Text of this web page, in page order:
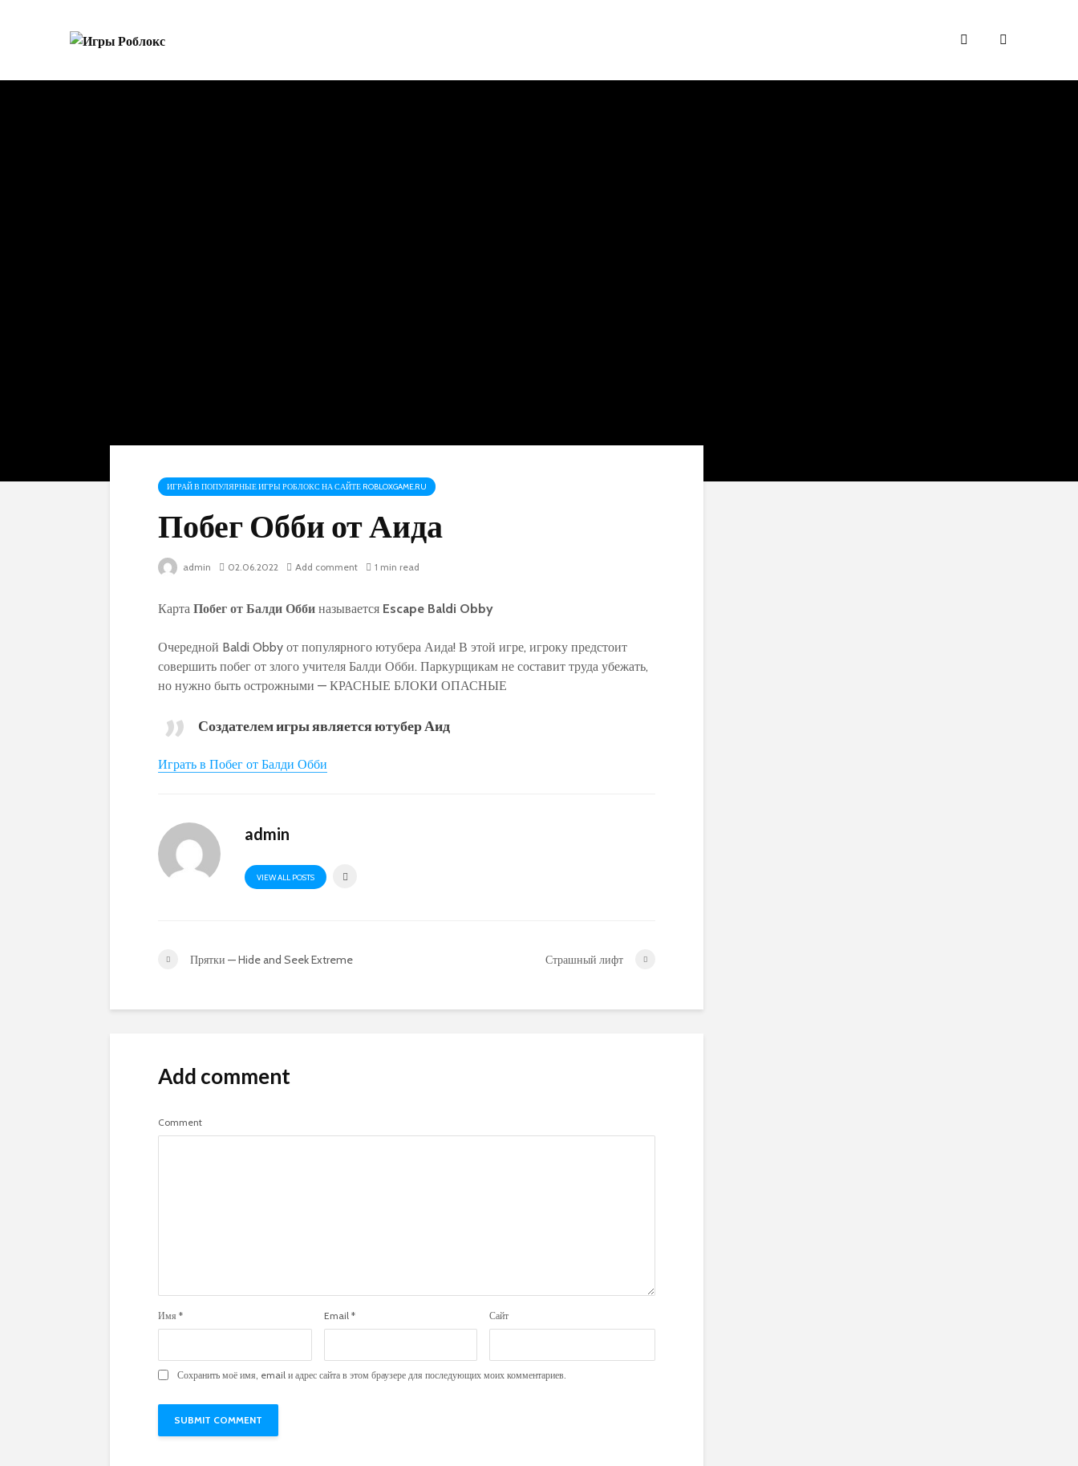
ИГРАЙ В ПОПУЛЯРНЫЕ ИГРЫ РОБЛОКС НА САЙТЕ ROBLOXGAME.RU
Побег Обби от Аида
admin 02.06.2022 Add comment 1 min read
Карта Побег от Балди Обби называется Escape Baldi Obby
Очередной Baldi Obby от популярного ютубера Аида! В этой игре, игроку предстоит
совершить побег от злого учителя Балди Обби. Паркурщикам не составит труда убежать,
но нужно быть острожными — КРАСНЫЕ БЛОКИ ОПАСНЫЕ
Создателем игры является ютубер Аид
Играть в Побег от Балди Обби
admin
VIEW ALL POSTS
Прятки — Hide and Seek Extreme Страшный лифт
Add comment
Comment
Имя * Email * Сайт
Сохранить моё имя, email и адрес сайта в этом браузере для последующих моих комментариев.